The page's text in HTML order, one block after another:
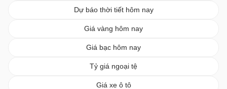
Dự báo thời tiết hôm nay
Giá vàng hôm nay
Giá bạc hôm nay
Tỷ giá ngoại tệ
Giá xe ô tô